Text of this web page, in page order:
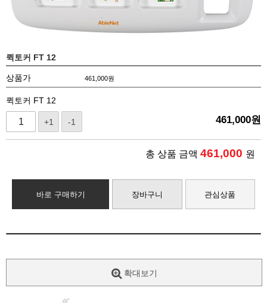
퀵토커 FT 12
상품가 461,000원
퀵토커 FT 12
+1 -1 461,000원
총 상품 금액 461,000 원
바로 구매하기 장바구니 관심상품
확대보기